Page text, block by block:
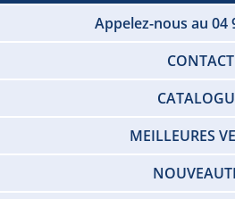
Appelez-nous au 04
CONTACT
MEILLEURES